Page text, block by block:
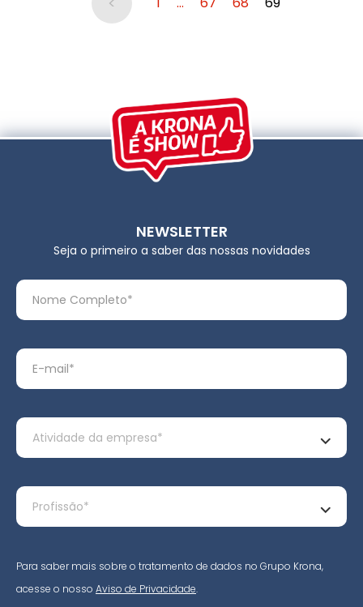
NEWSLETTER
Seja o primeiro a saber das nossas novidades
Para saber mais sobre o tratamento de dados no Grupo Krona,
acesse o nosso Aviso de Privacidade.